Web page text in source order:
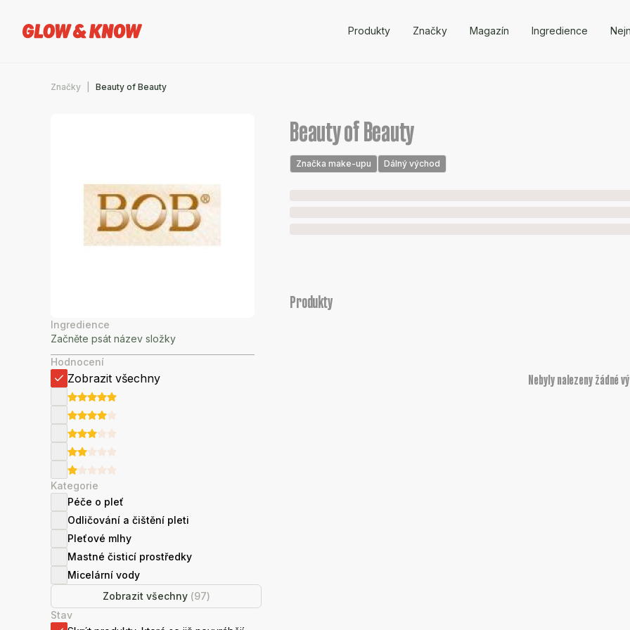
Produkty Značky Magazín Ingredience
Značky Beauty of Beauty
Ingredience
Hodnocení
Zobrazit všechny
Kategorie
Péče o pleť
Odličování a čištění pleti
Pleťové mlhy
Mastné čisticí prostředky
Micelární vody
Zobrazit všechny (97)
Stav
Beauty of Beauty
Značka make-upu Dálný východ
Produkty
Nebyly nalezeny žádné